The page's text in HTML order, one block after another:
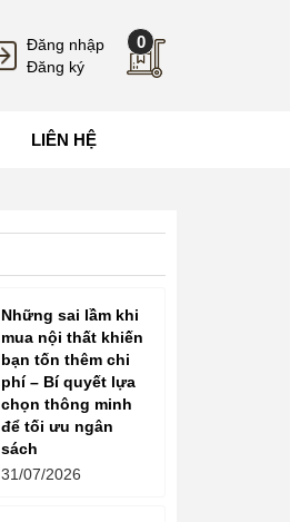
Đăng nhập
Đăng ký
0
LIÊN HỆ
Những sai lầm khi
mua nội thất khiến
bạn tốn thêm chi
phí – Bí quyết lựa
chọn thông minh
để tối ưu ngân
sách
31/07/2026